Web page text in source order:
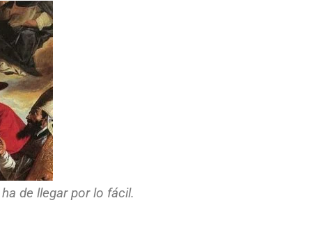
de llegar por lo fácil.